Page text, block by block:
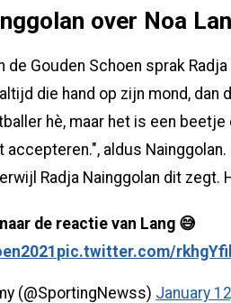
over Noa
de Gouden Schoen sprak
die hand op zijn mond, dan
hè, maar het is een
accepteren.", aldus
Radja Nainggolan dit zegt.
de reactie van Lang 😅
pic.twitter.com/
(@SportingNewss) January